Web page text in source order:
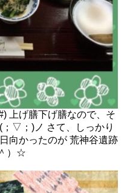
上げ膳下げ膳なので、そ
▽；)ノ さて、しっかり
向かったのが 荒神谷遺跡
）☆